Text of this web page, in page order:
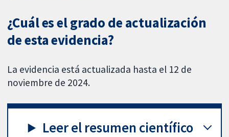
¿Cuál es el grado de actualización
de esta evidencia?
La evidencia está actualizada hasta el 12 de
noviembre de 2024.
Leer el resumen científico